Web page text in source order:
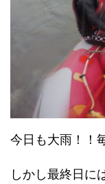
今日も大雨！！
しかし最終日に